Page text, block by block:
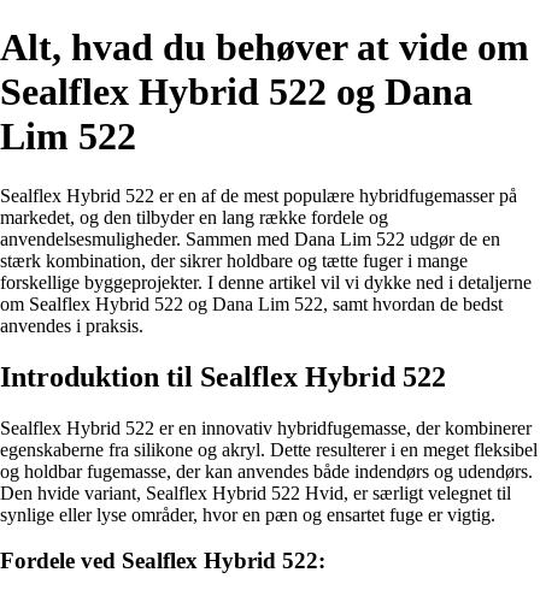
Alt, hvad du behøver at vide om
Sealflex Hybrid 522 og Dana
Lim 522
Sealflex Hybrid 522 er en af de mest populære hybridfugemasser på
markedet, og den tilbyder en lang række fordele og
anvendelsesmuligheder. Sammen med Dana Lim 522 udgør de en
stærk kombination, der sikrer holdbare og tætte fuger i mange
forskellige byggeprojekter. I denne artikel vil vi dykke ned i detaljerne
om Sealflex Hybrid 522 og Dana Lim 522, samt hvordan de bedst
anvendes i praksis.
Introduktion til Sealflex Hybrid 522
Sealflex Hybrid 522 er en innovativ hybridfugemasse, der kombinerer
egenskaberne fra silikone og akryl. Dette resulterer i en meget fleksibel
og holdbar fugemasse, der kan anvendes både indendørs og udendørs.
Den hvide variant, Sealflex Hybrid 522 Hvid, er særligt velegnet til
synlige eller lyse områder, hvor en pæn og ensartet fuge er vigtig.
Fordele ved Sealflex Hybrid 522: